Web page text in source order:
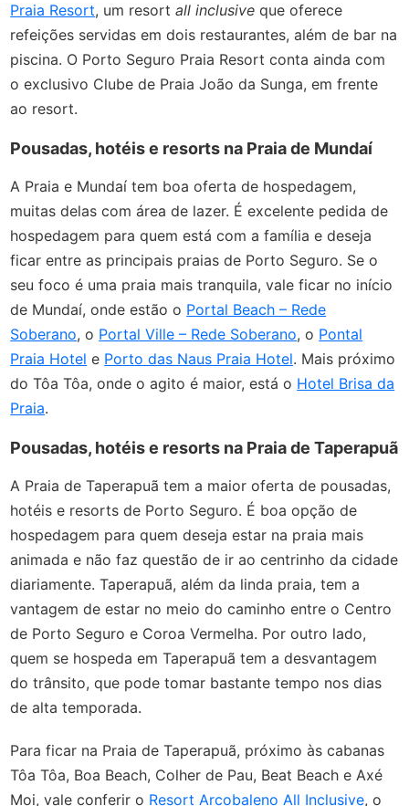
Praia Resort, um resortall inclusive que oferece
refeições servidas em dois restaurantes, além de bar na
piscina. O Porto Seguro Praia Resort conta ainda com
o exclusivo Clube de Praia João da Sunga, em frente
ao resort.
Pousadas, hotéis e resorts na Praia de Mundaí
A Praia e Mundaí tem boa oferta de hospedagem,
muitas delas com área de lazer. É excelente pedida de
hospedagem para quem está com a família e deseja
ficar entre as principais praias de Porto Seguro. Se o
seu foco é uma praia mais tranquila, vale ficar no início
de Mundaí, onde estão o Portal Beach – Rede
Soberano, o Portal Ville – Rede Soberano, o Pontal
Praia Hotel e Porto das Naus Praia Hotel. Mais próximo
do Tôa Tôa, onde o agito é maior, está o Hotel Brisa da
Praia.
Pousadas, hotéis e resorts na Praia de Taperapuã
A Praia de Taperapuã tem a maior oferta de pousadas,
hotéis e resorts de Porto Seguro. É boa opção de
hospedagem para quem deseja estar na praia mais
animada e não faz questão de ir ao centrinho da cidade
diariamente. Taperapuã, além da linda praia, tem a
vantagem de estar no meio do caminho entre o Centro
de Porto Seguro e Coroa Vermelha. Por outro lado,
quem se hospeda em Taperapuã tem a desvantagem
do trânsito, que pode tomar bastante tempo nos dias
de alta temporada.
Para ficar na Praia de Taperapuã, próximo às cabanas
Tôa Tôa, Boa Beach, Colher de Pau, Beat Beach e Axé
Moi, vale conferir o Resort Arcobaleno All Inclusive, o